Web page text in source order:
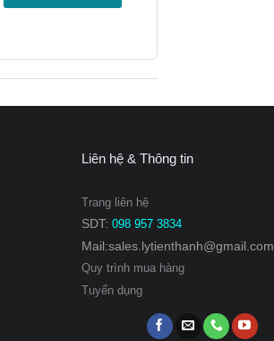
DOC60-
Liên hệ & Thông tin
Trang liên hệ
SDT: 098 957 3834
Mail:sales.lytienthanh@gmail.com
Quy trình mua hàng
Tuyển dụng